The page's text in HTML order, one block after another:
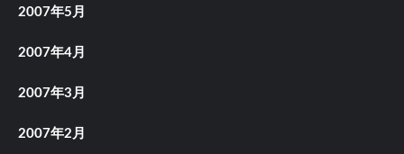
2007年5月
2007年4月
2007年3月
2007年2月